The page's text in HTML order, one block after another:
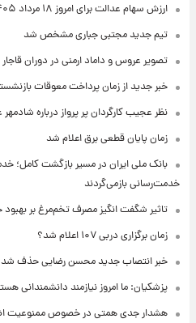
ارزش سهام عدالت برای امروز ۱۸ مرداد ۱۴۰۵ + جدول
تیم جدید مجتبی جباری مشخص شد
تصویر عروس و داماد ارمنی در دوران قاجار
خبر جدید از زمان پرداخت معوقات
نظر عجیب کارگردان پر پرواز درباره شادمهر
زمان پایان قطعی برق اعلام شد
بانک ملی ایران در مسیر بازگشت کامل؛
خدمت‌رسانی بازمی‌گردند
تاثیر شگفت انگیز مصرف تخم‌مرغ بر بهبود
زمان برگزاری دربی ۱۰۷ اعلام شد؟
خبر انتصاب جدید محسن رضایی حذف شد +
پزشکیان: ما امروز نیازمند دانشمندانی
هشدار جدی همتی در خصوص ممنوعیت